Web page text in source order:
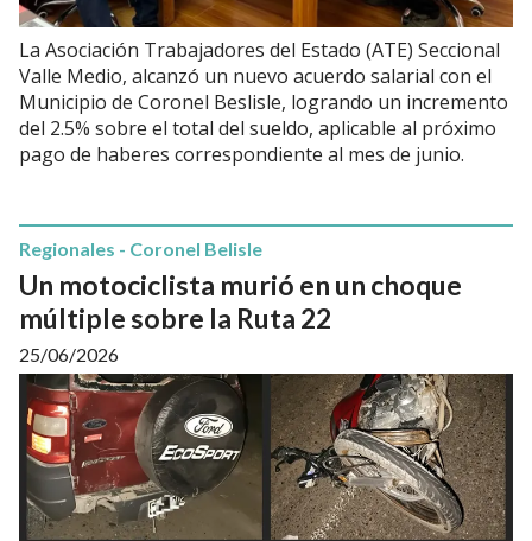
La Asociación Trabajadores del Estado (ATE) Seccional
Valle Medio, alcanzó un nuevo acuerdo salarial con el
Municipio de Coronel Beslisle, logrando un incremento
del 2.5% sobre el total del sueldo, aplicable al próximo
pago de haberes correspondiente al mes de junio.
Un motociclista murió en un choque
múltiple sobre la Ruta 22
Regionales - Coronel Belisle
25/06/2026